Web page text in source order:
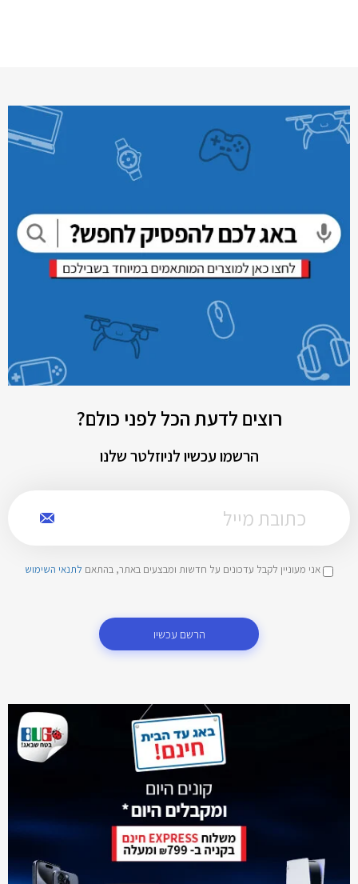
רוצים לדעת הכל לפני כולם?
הרשמו עכשיו לניוזלטר שלנו
אני מעוניין לקבל עדכונים על חדשות ומבצעים באתר, בהתאם לתנאי השימוש
הרשם עכשיו